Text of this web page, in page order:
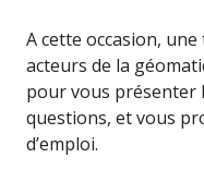
A cette occasion,
acteurs de la
pour vous présenter
questions, et vous
d’emploi.